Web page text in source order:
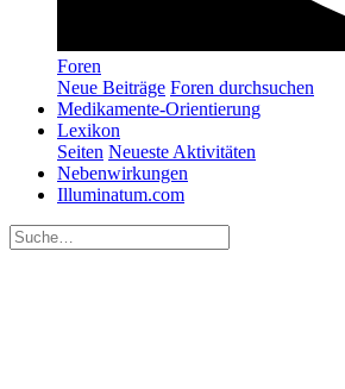
Foren
Neue Beiträge Foren durchsuchen
Medikamente-Orientierung
Lexikon
Seiten Neueste Aktivitäten
Nebenwirkungen
Illuminatum.com